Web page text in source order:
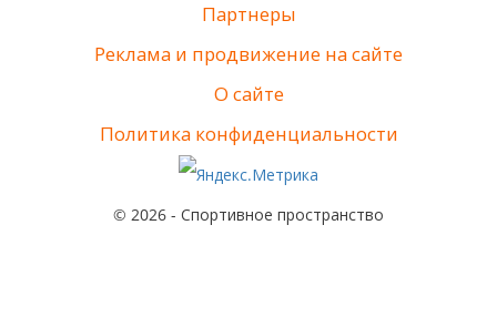
Партнеры
Реклама и продвижение на сайте
О сайте
Политика конфиденциальности
© 2026 - Спортивное пространство